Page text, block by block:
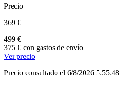
Precio
369 €
499 €
375 € con gastos de envío
Ver precio
Precio consultado el 6/8/2026 5:55:48